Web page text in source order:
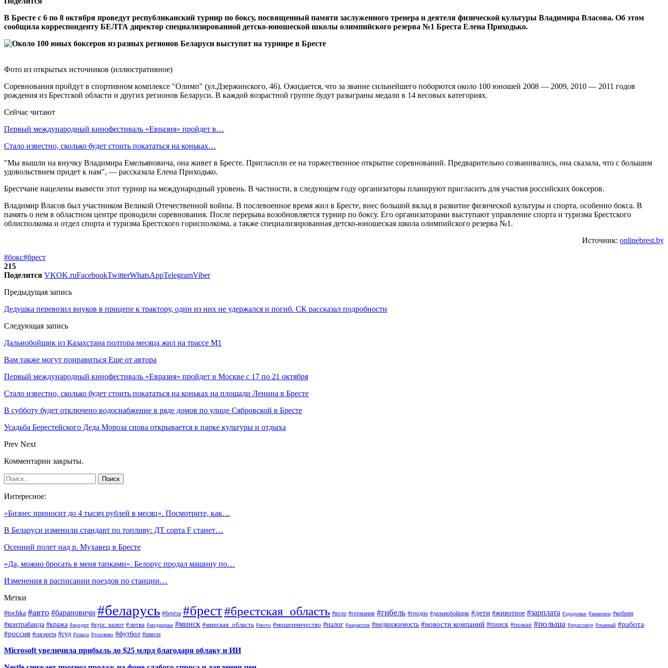
В Бресте с 6 по 8 октября проведут республиканский турнир по боксу, посвященный памяти заслуженного тренера и деятеля физической культуры Владимира Власова. Об этом
сообщила корреспонденту БЕЛТА директор специализированной детско-юношеской школы олимпийского резерва №1 Бреста Елена Приходько.
Фото из открытых источников (иллюстративное)
Соревнования пройдут в спортивном комплексе "Олимп" (ул.Дзержинского, 46). Ожидается, что за звание сильнейшего поборются около 100 юношей 2008 — 2009, 2010 — 2011 годов
рождения из Брестской области и других регионов Беларуси. В каждой возрастной группе будут разыграны медали в 14 весовых категориях.
Сейчас читают
Первый международный кинофестиваль «Евразия» пройдет в…
Стало известно, сколько будет стоить покататься на коньках…
"Мы вышли на внучку Владимира Емельяновича, она живет в Бресте. Пригласили ее на торжественное открытие соревнований. Предварительно созванивались, она сказала, что с большим
удовольствием придет к нам", — рассказала Елена Приходько.
Брестчане нацелены вывести этот турнир на международный уровень. В частности, в следующем году организаторы планируют пригласить для участия российских боксеров.
Владимир Власов был участником Великой Отечественной войны. В послевоенное время жил в Бресте, внес большой вклад в развитие физической культуры и спорта, особенно бокса. В
память о нем в областном центре проводили соревнования. После перерыва возобновляется турнир по боксу. Его организаторами выступают управление спорта и туризма Брестского
облисполкома и отдел спорта и туризма Брестского горисполкома, а также специализированная детско-юношеская школа олимпийского резерва №1.
Источник: onlinebrest.by
#бокс#брест
215
Поделится VKOK.ruFacebookTwitterWhatsAppTelegramViber
Предыдущая запись
Дедушка перевозил внуков в прицепе к трактору, один из них не удержался и погиб. СК рассказал подробности
Следующая запись
Дальнобойщик из Казахстана полтора месяца жил на трассе М1
Вам также могут понравиться Еще от автора
Первый международный кинофестиваль «Евразия» пройдет в Москве с 17 по 21 октября
Стало известно, сколько будет стоить покататься на коньках на площади Ленина в Бресте
В субботу будет отключено водоснабжение в ряде домов по улице Сябровской в Бресте
Усадьба Берестейского Деда Мороза снова открывается в парке культуры и отдыха
Prev Next
Комментарии закрыты.
Интересное:
«Бизнес приносит до 4 тысяч рублей в месяц». Посмотрите, как…
В Беларуси изменили стандарт по топливу: ДТ сорта F станет…
Осенний полет над р. Мухавец в Бресте
«Да, можно бросать в меня тапками». Белорус продал машину по…
Изменения в расписании поездов по станции…
Метки
#tochka #авто #барановичи #беларусь #берёза #брест#брестская_область #вело #германия #гибель #гродно #дальнобойщик #дети #животное #зарплата #здоровье #каменец #кобрин
#контрабанда #кража #кредит #курс_валют #литва #медицина #минск #минская_область #мото #мошенничество #налог #наркотик #недвижимость #новости компаний #пинск #пожар #польша #приговор #пьяный #работа
#россия #сигарета #суд #такси #топливо #футбол #школа
Microsoft увеличила прибыль до $25 млрд благодаря облаку и ИИ